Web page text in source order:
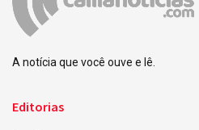
A notícia que você ouve e lê.
Editorias